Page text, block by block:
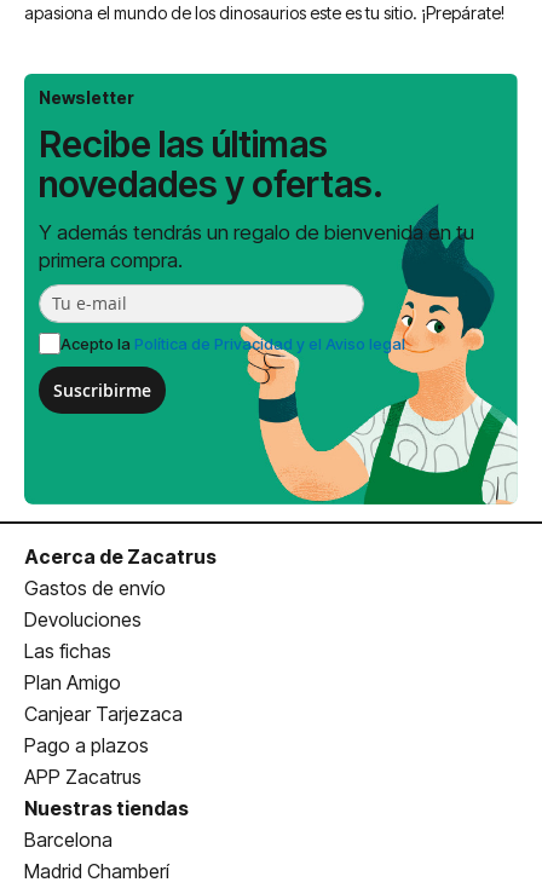
apasiona el mundo de los dinosaurios este es tu sitio. ¡Prepárate!
Newsletter
Recibe las últimas
novedades y ofertas.
Y además tendrás un regalo de bienvenida en tu
primera compra.
Acepto la Política de Privacidad y el Aviso legal
Suscribirme
Acerca de Zacatrus
Gastos de envío
Devoluciones
Las fichas
Plan Amigo
Canjear Tarjezaca
Pago a plazos
APP Zacatrus
Nuestras tiendas
Barcelona
Madrid Chamberí